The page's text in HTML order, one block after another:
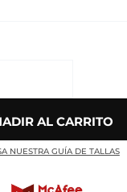
AL CARRITO
NUESTRA GUÍA DE TALLAS